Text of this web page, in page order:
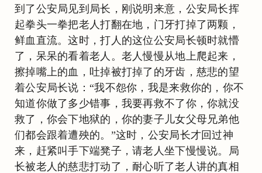
到了公安局见到局长，刚说明来意，公安局长挥
起拳头一拳把老人打翻在地，门牙打掉了两颗，
鲜血直流。这时，打人的这位公安局长顿时就懵
了，呆呆的看着老人。老人慢慢从地上爬起来，
擦掉嘴上的血，吐掉被打掉了的牙齿，慈悲的望
着公安局长说：“我不怨你，我是来救你的，你不
知道你做了多少错事，我要再救不了你，你就没
救了，你会下地狱的，你的妻子儿女父母兄弟他
们都会跟着遭殃的。”这时，公安局长才回过神
来，赶紧叫手下端凳子，请老人坐下慢慢说。局
长被老人的慈悲打动了，耐心听了老人讲的真相